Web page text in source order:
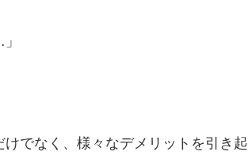
でなく、様々なデメリットを引き起